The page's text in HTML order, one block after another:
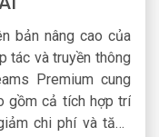
bản nâng cao của
tác và truyền thông
Premium cung
gồm cả tích hợp trí
chi phí và tăng